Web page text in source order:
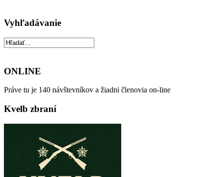
Vyhľadávanie
ONLINE
Práve tu je 140 návštevníkov a žiadni členovia on-line
Kvelb zbraní